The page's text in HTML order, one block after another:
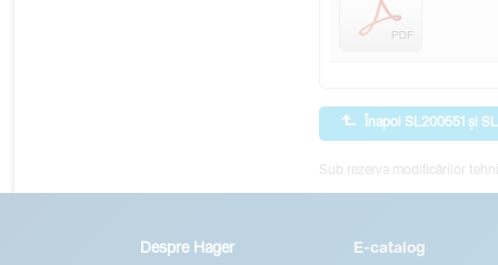
Înapoi SL200551 și
Sub rezerva modificărilor
Despre Hager E-catalog